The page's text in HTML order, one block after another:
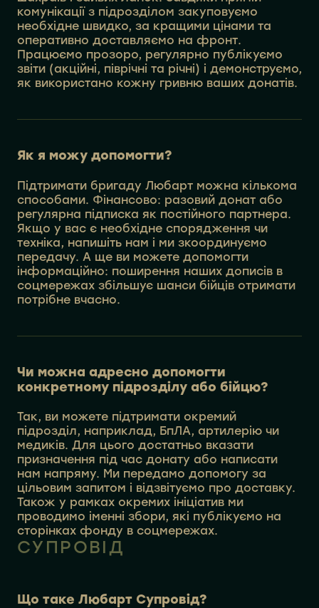
комунікації з підрозділом закуповуємо
необхідне швидко, за кращими цінами та
оперативно доставляємо на фронт.
Працюємо прозоро, регулярно публікуємо
звіти (акційні, піврічні та річні) і демонструємо,
як використано кожну гривню ваших донатів.
Як я можу допомогти?
Підтримати бригаду Любарт можна кількома
способами. Фінансово: разовий донат або
регулярна підписка як постійного партнера.
Якщо у вас є необхідне спорядження чи
техніка, напишіть нам і ми зкоординуємо
передачу. А ще ви можете допомогти
інформаційно: поширення наших дописів в
соцмережах збільшує шанси бійців отримати
потрібне вчасно.
Чи можна адресно допомогти
конкретному підрозділу або бійцю?
Так, ви можете підтримати окремий
підрозділ, наприклад, БпЛА, артилерію чи
медиків. Для цього достатньо вказати
призначення під час донату або написати
нам напряму. Ми передамо допомогу за
цільовим запитом і відзвітуємо про доставку.
Також у рамках окремих ініціатив ми
проводимо іменні збори, які публікуємо на
сторінках фонду в соцмережах.
СУПРОВІД
Що таке Любарт Супровід?